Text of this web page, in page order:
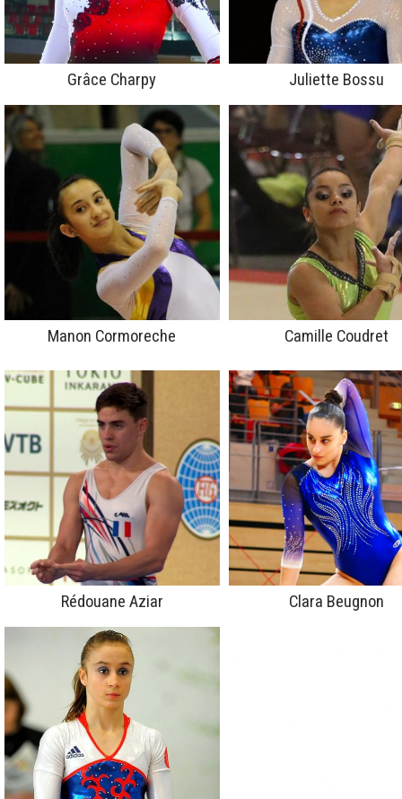
Grâce Charpy Juliette Bossu
Manon Cormoreche Camille Coudret
Rédouane Aziar Clara Beugnon